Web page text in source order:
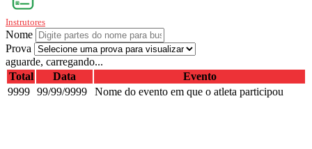
Instrutores
Nome
Prova
aguarde, carregando...
Total
Data
Evento
9999 99/99/9999 Nome do evento em que o atleta participou